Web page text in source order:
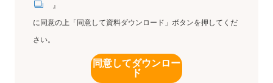
』
に同意の上「同意して資料ダウンロード」ボタンを押してくだ
さい。
同意してダウンロー
ド